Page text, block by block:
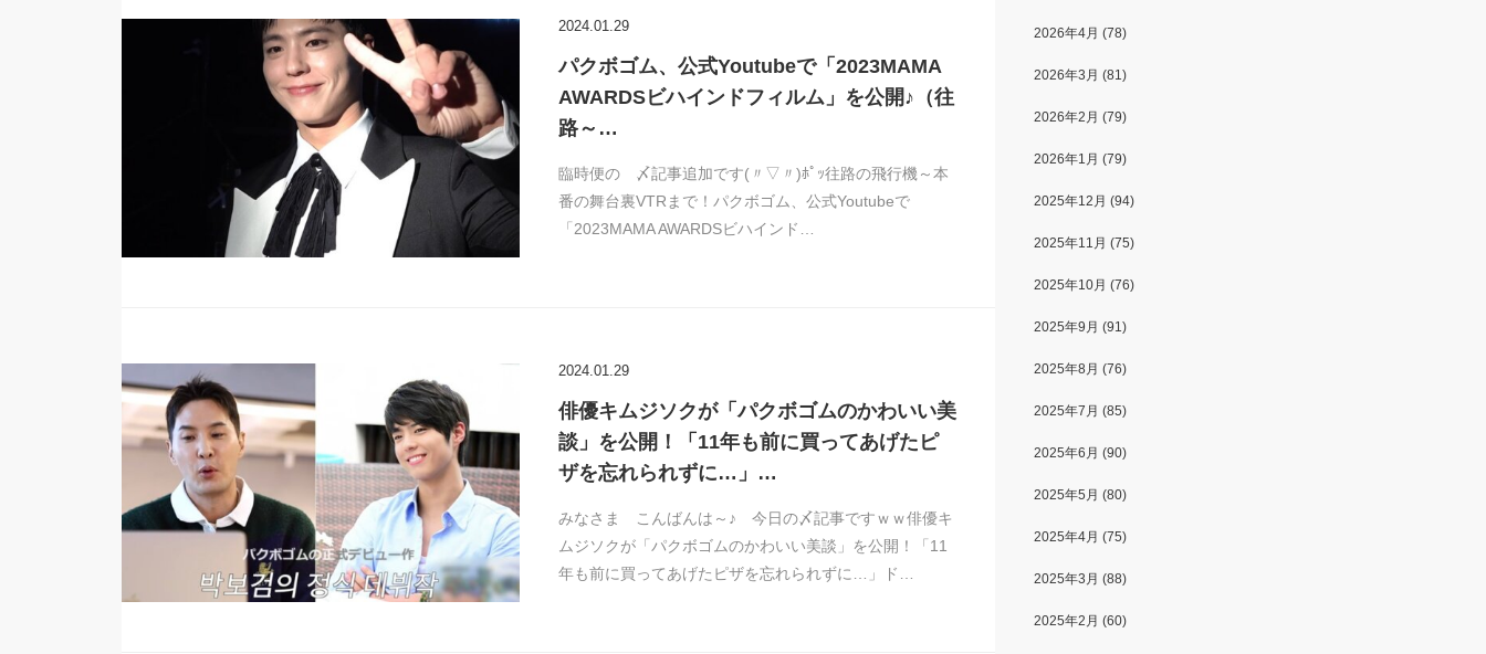
2024.01.29
パクボゴム、公式Youtubeで「2023MAMA
AWARDSビハインドフィルム」を公開♪（往
路～…
臨時便の 〆記事追加です(〃▽〃)ﾎﾟｯ往路の飛行機～本
番の舞台裏VTRまで！パクボゴム、公式Youtubeで
「2023MAMA AWARDSビハインド…
2024.01.29
俳優キムジソクが「パクボゴムのかわいい美
談」を公開！「11年も前に買ってあげたピ
ザを忘れられずに…」…
みなさま こんばんは～♪ 今日の〆記事ですｗｗ俳優キ
ムジソクが「パクボゴムのかわいい美談」を公開！「11
年も前に買ってあげたピザを忘れられずに…」ド…
2026年4月 (78)
2026年3月 (81)
2026年2月 (79)
2026年1月 (79)
2025年12月 (94)
2025年11月 (75)
2025年10月 (76)
2025年9月 (91)
2025年8月 (76)
2025年7月 (85)
2025年6月 (90)
2025年5月 (80)
2025年4月 (75)
2025年3月 (88)
2025年2月 (60)